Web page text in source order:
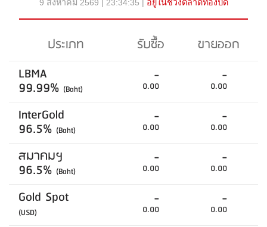
9 สิงหาคม 2569 | 23:34:35 | อยู่ในช่วงตลาดทองปิด
ประเภท รับซื้อ
ขายออก
LBMA
99.99% (Baht)
-
0.00
-
0.00
InterGold
96.5% (Baht)
-
0.00
-
0.00
สมาคมฯ
96.5% (Baht)
-
0.00
-
0.00
Gold Spot
(USD)
-
0.00
-
0.00